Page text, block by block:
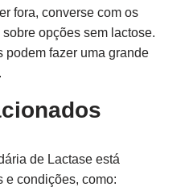
fora, converse com os
opções sem lactose.
podem fazer uma grande
de Lactase está
e condições, como: